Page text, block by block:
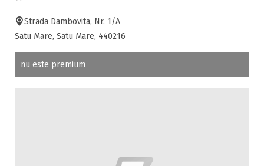
Strada Dambovita, Nr. 1/A
Satu Mare, Satu Mare, 440216
nu este premium